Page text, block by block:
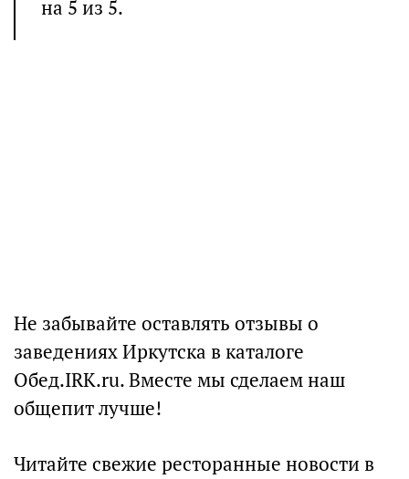
на 5 из 5.
Не забывайте оставлять отзывы о
заведениях Иркутска в каталоге
Обед.IRK.ru. Вместе мы сделаем наш
общепит лучше!
Читайте свежие ресторанные новости в